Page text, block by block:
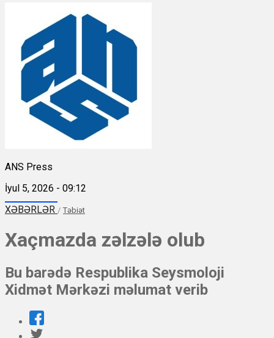
ANS Press
İyul 5, 2026 - 09:12
XƏBƏRLƏR / Təbiət
Xaçmazda zəlzələ olub
Bu barədə Respublika Seysmoloji
Xidmət Mərkəzi məlumat verib